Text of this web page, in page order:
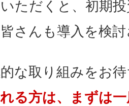
ただくと、初期
さんも導入を検
な取り組みをお
る方は、まずは